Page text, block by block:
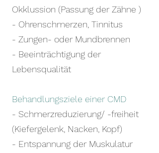
Okklussion (Passung der Zähne )
- Ohrenschmerzen, Tinnitus
- Zungen- oder Mundbrennen
- Beeinträchtigung der
Lebensqualität
Behandlungsziele einer CMD
- Schmerzreduzierung/ -freiheit
(Kiefergelenk, Nacken, Kopf)
- Entspannung der Muskulatur